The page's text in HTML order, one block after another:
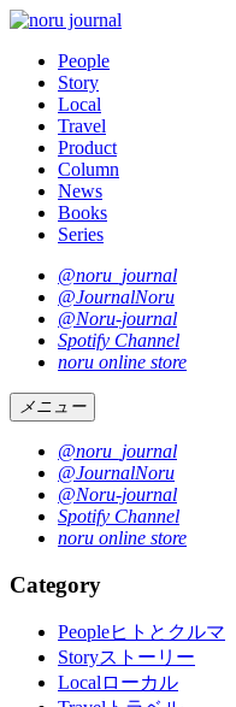
People
Story
Local
Travel
Product
Column
News
Books
Series
@noru_journal
@JournalNoru
@Noru-journal
Spotify Channel
noru online store
メニュー
@noru_journal
@JournalNoru
@Noru-journal
Spotify Channel
noru online store
Category
Peopleヒトとクルマ
Storyストーリー
Localローカル